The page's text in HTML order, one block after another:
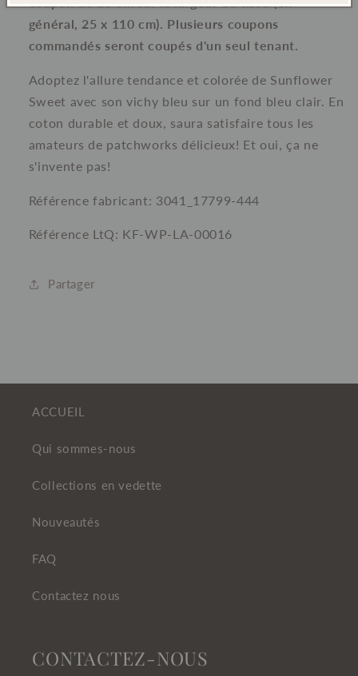
général, 25 x 110 cm). Plusieurs coupons
commandés seront coupés d'un seul tenant.
Adoptez l'allure tendance et colorée de Sunflower
Sweet avec son vichy bleu sur un fond bleu clair. En
coton durable et doux, saura satisfaire tous les
amateurs de patchworks délicieux! Et oui, ça ne
s'invente pas!
Référence fabricant: 3041_ 17799-444
Référence LtQ: KF-WP-LA-00016
Partager
ACCUEIL
Qui sommes-nous
Collections en vedette
Nouveautés
FAQ
Contactez nous
CONTACTEZ-NOUS